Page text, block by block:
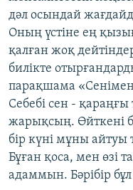
дәл осындай
Оның үстіне ең
қалған жоқ
билікте
парақшама «Сенімен
Себебі сен - қараңғы
жарықсың. Өйткені
бір күні мұны айтуы
Бұған қоса, мен өзі
адаммын. Бәрібір